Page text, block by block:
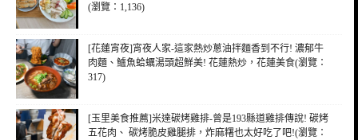
(瀏覽：1,136)
[花蓮宵夜]宵夜人家-這家熱炒蔥油拌麵香到不行! 濃郁牛
肉麵、鱸魚蛤蠣湯頭超鮮美! 花蓮熱炒，花蓮美食(瀏覽：
317)
[玉里美食推薦]米達碳烤雞排-曾是193縣道雞排傳說! 碳烤
五花肉、 碳烤脆皮雞腿排，炸麻糬也太好吃了吧!(瀏覽：